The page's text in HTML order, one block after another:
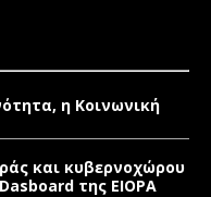
η Κοινωνική
και κυβερνοχώρου
της EIOPA